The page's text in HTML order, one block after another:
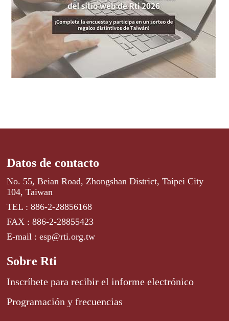
Datos de contacto
No. 55, Beian Road, Zhongshan District, Taipei City
104, Taiwan
TEL : 886-2-28856168
FAX : 886-2-28855423
E-mail : esp@rti.org.tw
Sobre Rti
Inscríbete para recibir el informe electrónico
Programación y frecuencias